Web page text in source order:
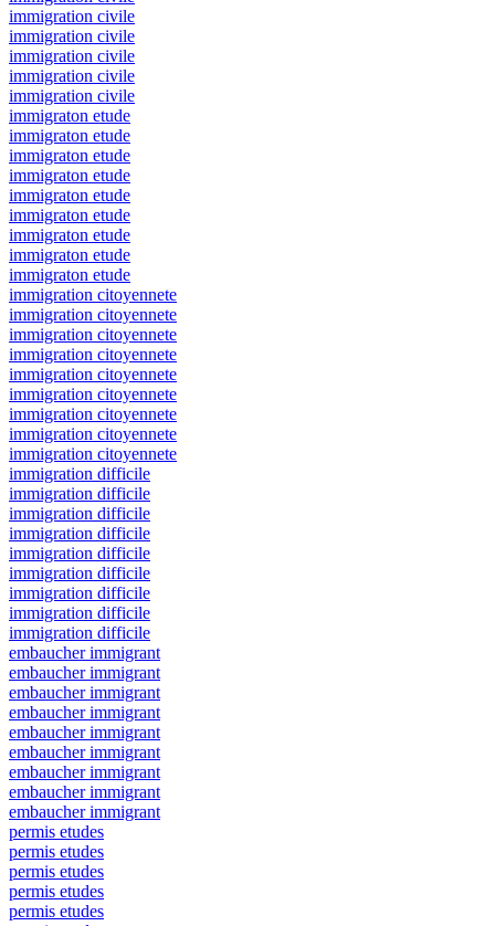
immigration civile
immigration civile
immigration civile
immigration civile
immigration civile
immigraton etude
immigraton etude
immigraton etude
immigraton etude
immigraton etude
immigraton etude
immigraton etude
immigraton etude
immigraton etude
immigration citoyennete
immigration citoyennete
immigration citoyennete
immigration citoyennete
immigration citoyennete
immigration citoyennete
immigration citoyennete
immigration citoyennete
immigration citoyennete
immigration difficile
immigration difficile
immigration difficile
immigration difficile
immigration difficile
immigration difficile
immigration difficile
immigration difficile
immigration difficile
embaucher immigrant
embaucher immigrant
embaucher immigrant
embaucher immigrant
embaucher immigrant
embaucher immigrant
embaucher immigrant
embaucher immigrant
embaucher immigrant
permis etudes
permis etudes
permis etudes
permis etudes
permis etudes